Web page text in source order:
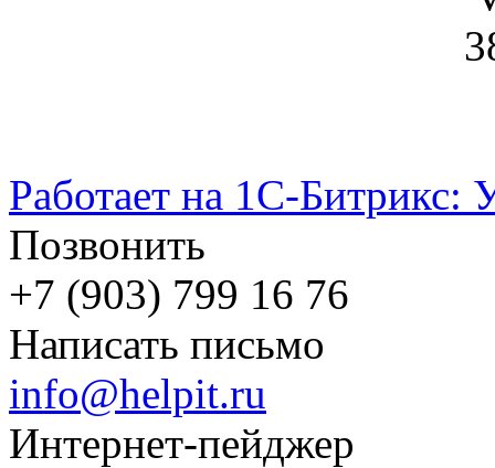
Работает на 1С-Битрикс:
Позвонить
+7 (903) 799 16 76
Написать письмо
info@helpit.ru
Интернет-пейджер